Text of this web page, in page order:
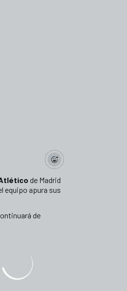
de Madrid
equipo apura sus
de